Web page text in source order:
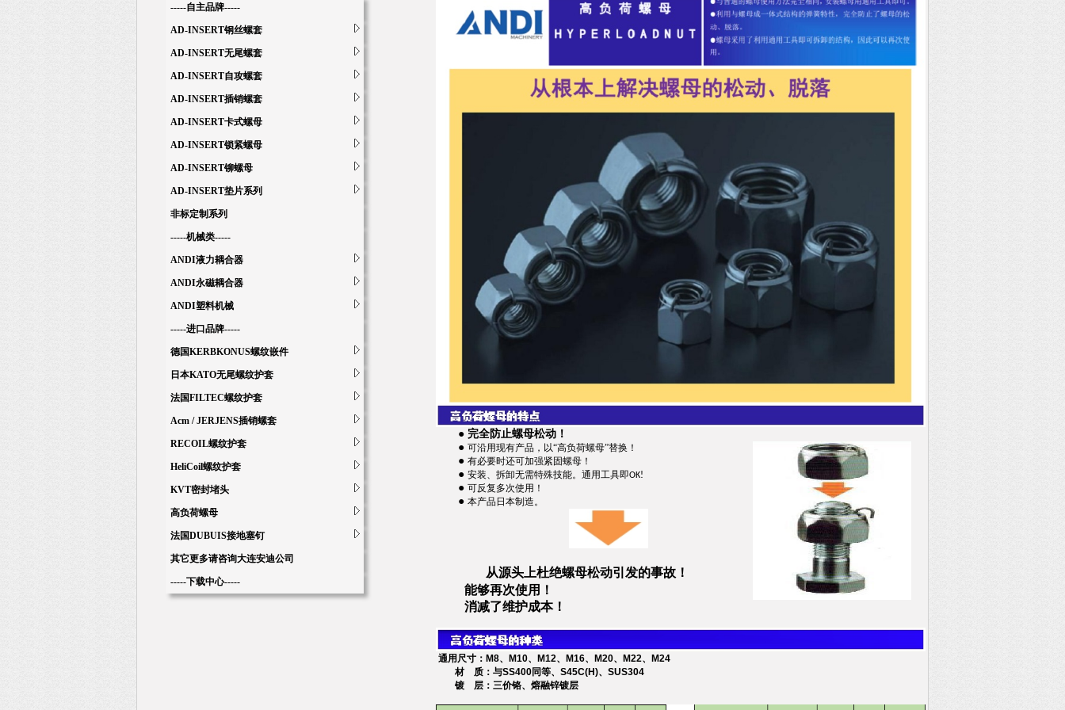
-----自主品牌-----
AD-INSERT钢丝螺套
AD-INSERT无尾螺套
AD-INSERT自攻螺套
AD-INSERT插销螺套
AD-INSERT卡式螺母
AD-INSERT锁紧螺母
AD-INSERT铆螺母
AD-INSERT垫片系列
非标定制系列
-----机械类-----
ANDI液力耦合器
ANDI永磁耦合器
ANDI塑料机械
-----进口品牌-----
德国KERBKONUS螺纹嵌件
日本KATO无尾螺纹护套
法国FILTEC螺纹护套
Acm / JERJENS插销螺套
RECOIL螺纹护套
HeliCoil螺纹护套
KVT密封堵头
高负荷螺母
法国DUBUIS接地塞钉
其它更多请咨询大连安迪公司
-----下载中心-----
● 完全防止螺母松动！
● 可沿用现有产品，以“高负荷螺母”替换！
● 有必要时还可加强紧固螺母！
● 安装、拆卸无需特殊技能。通用工具即OK!
● 可反复多次使用！
● 本产品日本制造。
从源头上杜绝螺母松动引发的事故！
能够再次使用！
消减了维护成本！
通用尺寸： M8、 M10、 M12、 M16、 M20、 M22、
M24
材
质：与SS400同等、S45C(H)、SUS304
镀
层 ：三价铬、熔融锌镀层